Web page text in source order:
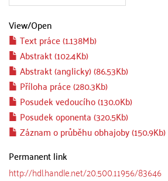
View/Open
Text práce (1.138Mb)
Abstrakt (102.4Kb)
Abstrakt (anglicky) (86.53Kb)
Příloha práce (280.3Kb)
Posudek vedoucího (130.0Kb)
Posudek oponenta (320.5Kb)
Záznam o průběhu obhajoby (150.9Kb)
Permanent link
http://hdl.handle.net/20.500.11956/83646